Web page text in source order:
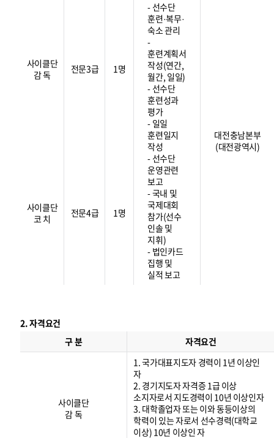
사이클단
감 독
전문3급 1명
- 선수단
훈련·복무·
숙소 관리
-
훈련계획서
작성(연간,
월간, 일일)
- 선수단
훈련성과
평가
- 일일
훈련일지
작성
- 선수단
운영관련
보고
- 국내 및
국제대회
참가(선수
인솔 및
지휘)
- 법인카드
집행 및
실적 보고
대전충남본부
(대전광역시)
사이클단
코 치
전문4급 1명
2. 자격요건
구 분 자격요건
사이클단
감 독
1. 국가대표지도자 경력이 1년 이상인
자
2. 경기지도자 자격증 1급 이상
소지자로서 지도경력이 10년 이상인자
3. 대학졸업자 또는 이와 동등이상의
학력이 있는 자로서 선수경력(대학교
이상) 10년 이상인 자